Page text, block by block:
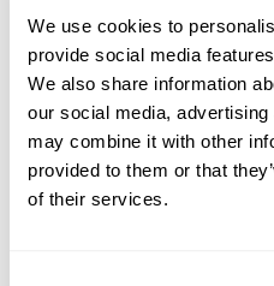
We use cookies to
provide social media
We also share information
our social media,
may combine it with other
provided to them or that
of their services.
EURHUFActualités
risk
Dollar
2026-